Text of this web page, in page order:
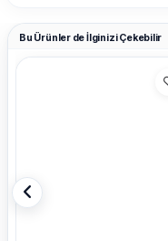
Bu Ürünler de İlginizi Çekebilir